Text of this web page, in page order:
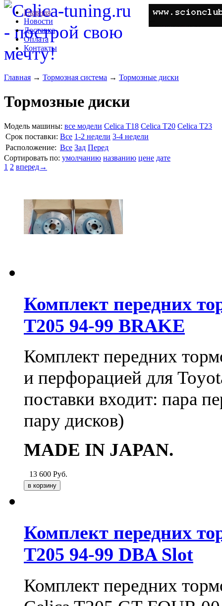
Главная
Новости
Доставка
Оплата
Контакты
Главная → Тормозная система → Тормозные диски
Тормозные диски
Модель машины: все модели Celica T18 Celica T20 Celica T23
Cрок поставки: Все 1-2 недели 3-4 недели
Расположение: Все Зад Перед
Сортировать по: умолчанию названию цене дате
1 2 вперед→
Комплект передних
T205 94-99 BRAKE
Комплект передних
и перфорацией для
поставки входит: пара
пару дисков)
MADE IN JAPAN.
13 600 Руб.
Комплект передних
T205 94-99 DBA Slot
Комплект передних